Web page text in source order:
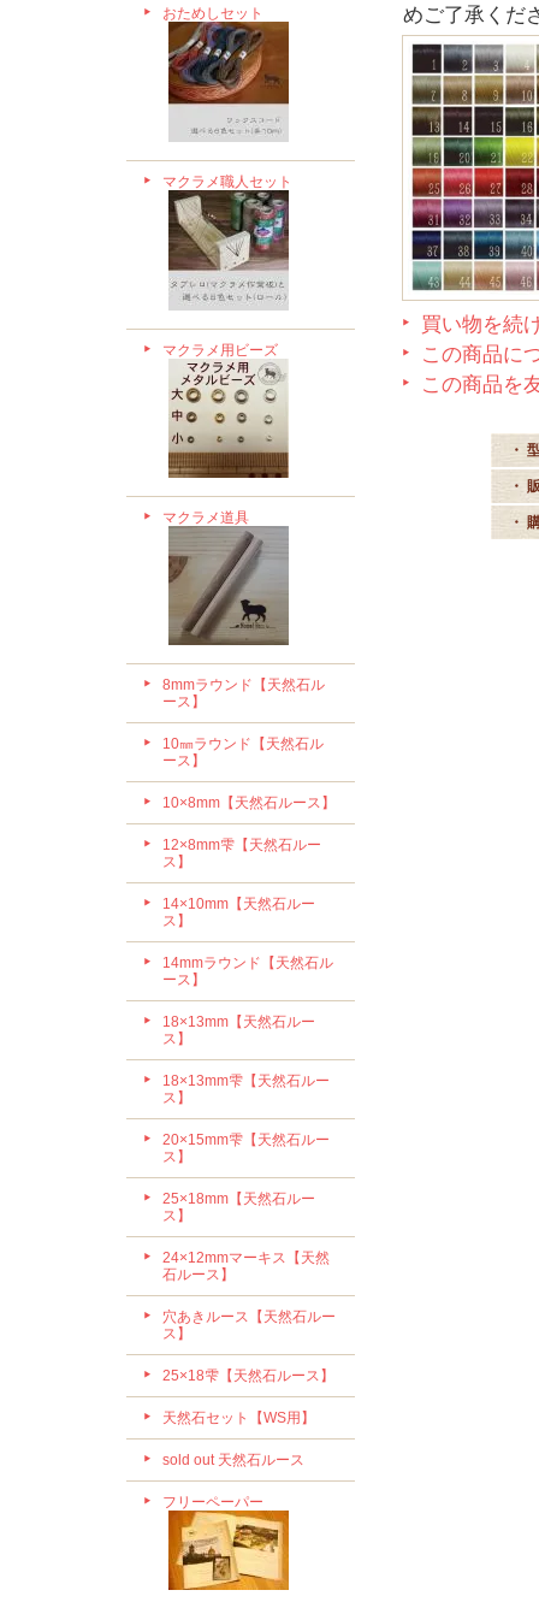
おためしセット
マクラメ職人セット
マクラメ用ビーズ
マクラメ道具
8mmラウンド【天然石ル
ース】
10㎜ラウンド【天然石ル
ース】
10×8mm【天然石ルース】
12×8mm雫【天然石ルー
ス】
14×10mm【天然石ルー
ス】
14mmラウンド【天然石ル
ース】
18×13mm【天然石ルー
ス】
18×13mm雫【天然石ルー
ス】
20×15mm雫【天然石ルー
ス】
25×18mm【天然石ルー
ス】
24×12mmマーキス【天然
石ルース】
穴あきルース【天然石ルー
ス】
25×18雫【天然石ルース】
天然石セット【WS用】
sold out 天然石ルース
フリーペーパー
めご了承くだ
買い物を続
この商品に
この商品を
・
・
・